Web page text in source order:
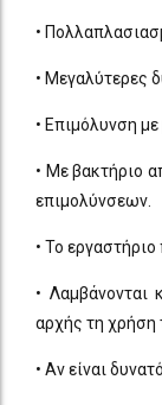
•
• Μεγαλύτερες
• Επιμόλυνση
• Με βακτήριο
επιμολύνσεων.
• Το
• Λαμβάνονται
αρχής τη χρήση
• Αν είναι